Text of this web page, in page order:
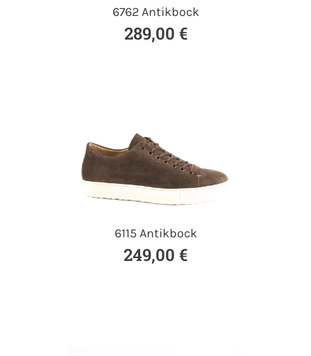
6762 Antikbock
289,00 €
6115 Antikbock
249,00 €